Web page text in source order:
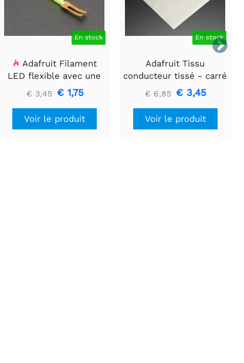

En stock
Adafruit Filament
LED flexible avec une
seule connexion - 3V 25
mm de long - Vert
€ 3,45 € 1,75
Voir le produit
En stock
Adafruit Tissu
conducteur tissé - carré
de 20 cm
€ 6,85 € 3,45
Voir le produit